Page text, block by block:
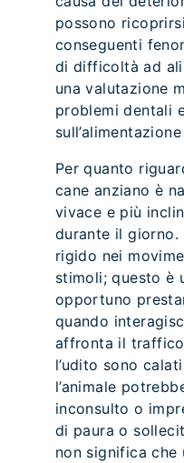
possono
conseguenti
di difficoltà ad
una valutazione
problemi dentali
Per quanto
cane anziano è
vivace e più
durante il
rigido nei
stimoli; questo è
opportuno
quando
affronta il
l’udito sono
l’animale
inconsulto o
di paura o
non significa che